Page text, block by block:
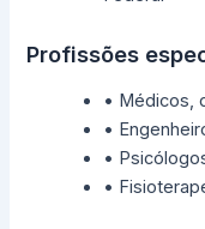
Profissões
• Médicos,
•
•
•